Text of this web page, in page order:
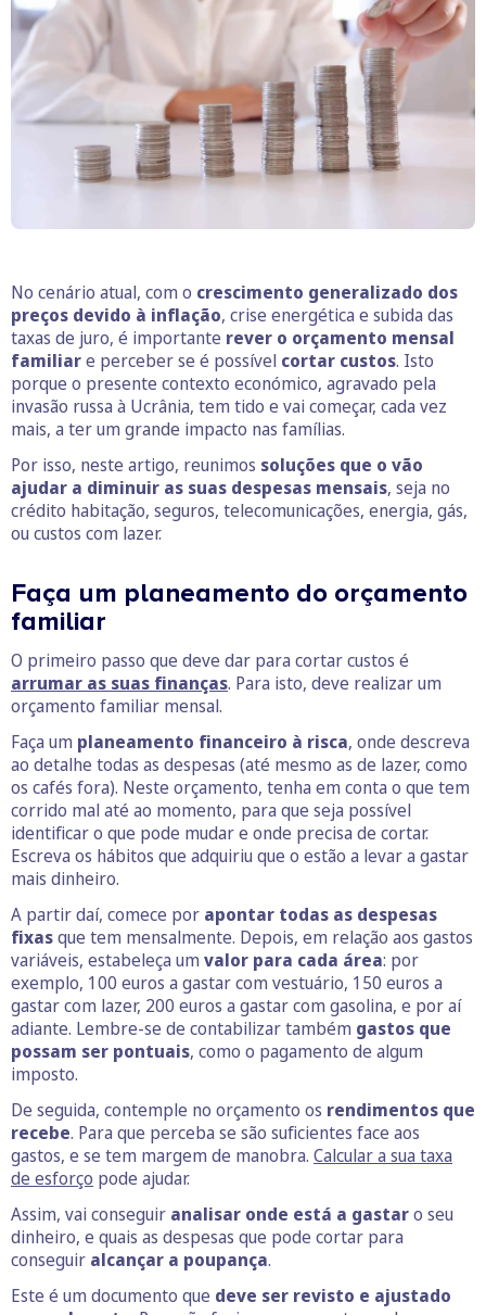
No cenário atual, com o crescimento generalizado dos
preços devido à inflação, crise energética e subida das
taxas de juro, é importante rever o orçamento mensal
familiare perceber se é possível cortar custos. Isto
porque o presente contexto económico, agravado pela
invasão russa à Ucrânia, tem tido e vai começar, cada vez
mais, a ter um grande impacto nas famílias.
Por isso, neste artigo, reunimos soluções que o vão
ajudar a diminuir as suas despesas mensais, seja no
crédito habitação, seguros, telecomunicações, energia, gás,
ou custos com lazer.
Faça um planeamento do orçamento
familiar
O primeiro passo que deve dar para cortar custos é
arrumar as suas finanças. Para isto, deve realizar um
orçamento familiar mensal.
Faça um planeamento financeiro à risca, onde descreva
ao detalhe todas as despesas (até mesmo as de lazer, como
os cafés fora). Neste orçamento, tenha em conta o que tem
corrido mal até ao momento, para que seja possível
identificar o que pode mudar e onde precisa de cortar.
Escreva os hábitos que adquiriu que o estão a levar a gastar
mais dinheiro.
A partir daí, comece por apontar todas as despesas
fixasque tem mensalmente. Depois, em relação aos gastos
variáveis, estabeleça um valor para cada área: por
exemplo, 100 euros a gastar com vestuário, 150 euros a
gastar com lazer, 200 euros a gastar com gasolina, e por aí
adiante. Lembre-se de contabilizar também gastos que
possam ser pontuais, como o pagamento de algum
imposto.
De seguida, contemple no orçamento os rendimentos que
recebe. Para que perceba se são suficientes face aos
gastos, e se tem margem de manobra. Calcular a sua taxa
de esforço pode ajudar.
Assim, vai conseguir analisar onde está a gastaro seu
dinheiro, e quais as despesas que pode cortar para
conseguir alcançar a poupança.
Este é um documento que deve ser revisto e ajustado